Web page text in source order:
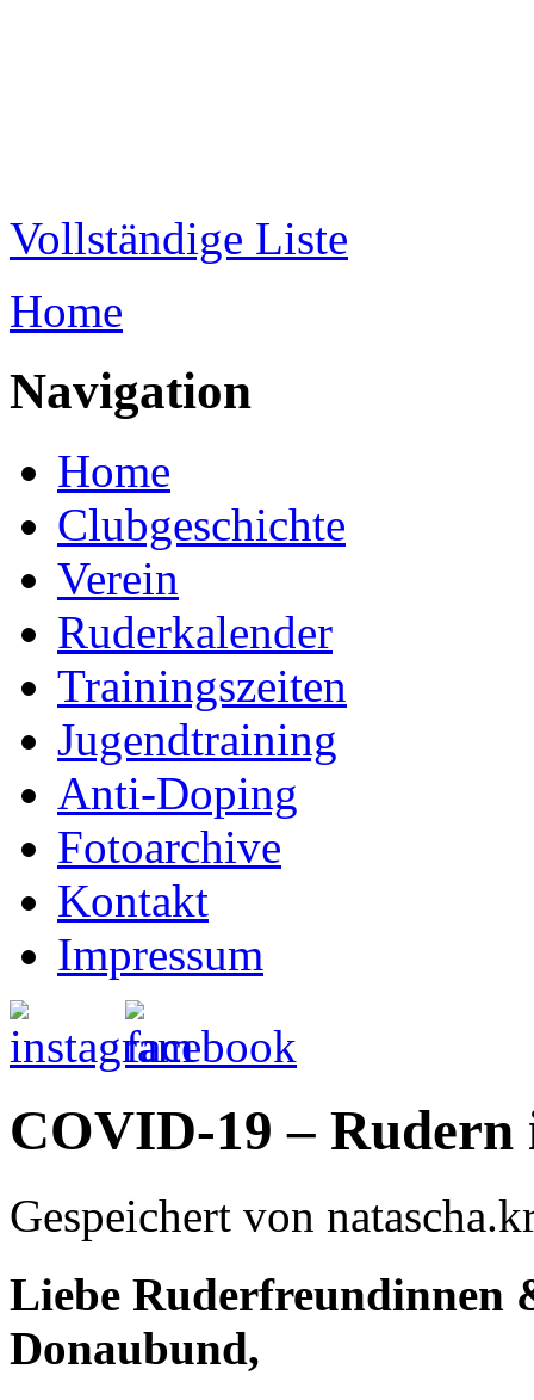
Vollständige Liste
Sie sind hier
Home
Navigation
Home
Clubgeschichte
Verein
Ruderkalender
Trainingszeiten
Jugendtraining
Anti-Doping
Fotoarchive
Kontakt
Impressum
COVID-19 – Rudern
Gespeichert von
Liebe Ruderfreundinnen
Donaubund,